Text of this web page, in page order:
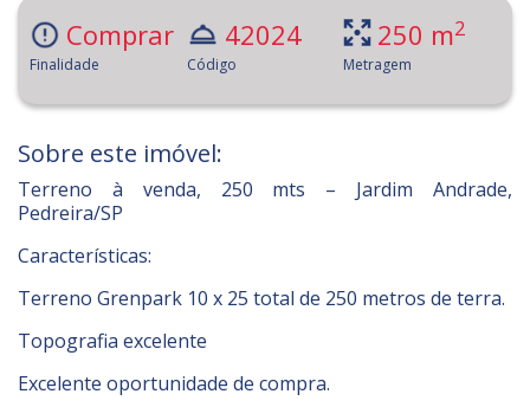
Comprar
Finalidade
42024
Código
250 m2
Metragem
Sobre este imóvel:
Terreno à venda, 250 mts – Jardim Andrade,
Pedreira/SP
Características:
Terreno Grenpark 10 x 25 total de 250 metros de terra.
Topografia excelente
Excelente oportunidade de compra.